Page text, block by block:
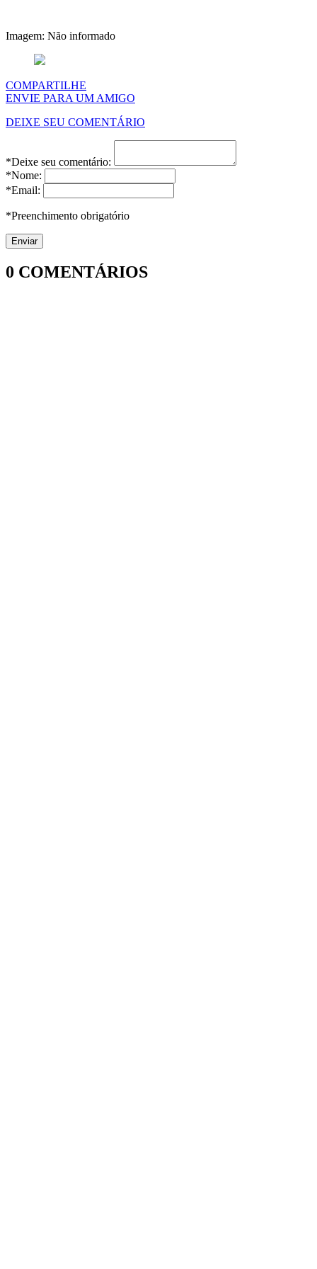
Imagem: Não informado
COMPARTILHE
ENVIE PARA UM AMIGO
DEIXE SEU COMENTÁRIO
*Deixe seu comentário:
*Nome:
*Email:
*Preenchimento obrigatório
0 COMENTÁRIOS